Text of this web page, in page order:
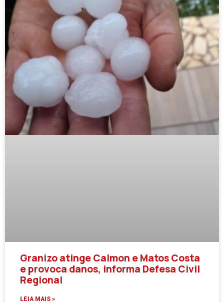
Granizo atinge Calmon e Matos Costa
e provoca danos, informa Defesa Civil
Regional
LEIA MAIS »